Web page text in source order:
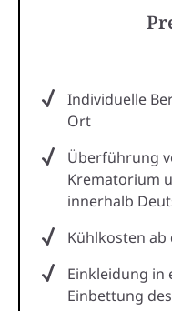
Individuelle
Ort
Überführung
Krematorium
innerhalb
Kühlkosten
Einkleidung in
Einbettung